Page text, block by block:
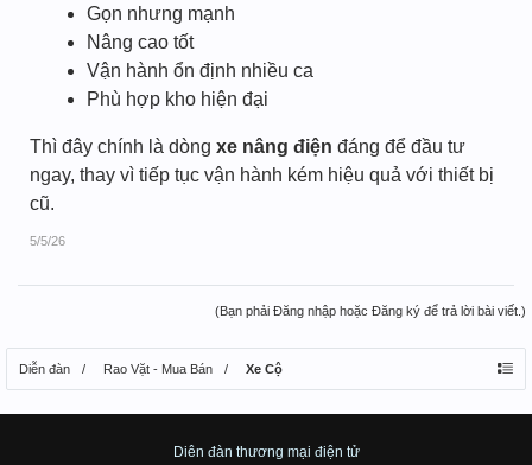
Gọn nhưng mạnh
Nâng cao tốt
Vận hành ổn định nhiều ca
Phù hợp kho hiện đại
Thì đây chính là dòng xe nâng điện đáng để đầu tư
ngay, thay vì tiếp tục vận hành kém hiệu quả với thiết bị
cũ.
5/5/26
(Bạn phải Đăng nhập hoặc Đăng ký để trả lời bài viết.)
Diễn đàn Rao Vặt - Mua Bán Xe Cộ
Diên đàn thương mại điện tử